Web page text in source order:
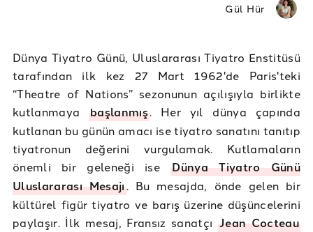
Gül Hür
Dünya Tiyatro Günü, Uluslararası Tiyatro Enstitüsü
tarafından ilk kez 27 Mart 1962'de Paris'teki
“Theatre of Nations” sezonunun açılışıyla birlikte
kutlanmaya başlanmış. Her yıl dünya çapında
kutlanan bu günün amacı ise tiyatro sanatını tanıtıp
tiyatronun değerini vurgulamak. Kutlamaların
önemli bir geleneği iseDünya Tiyatro Günü
Uluslararası Mesajı. Bu mesajda, önde gelen bir
kültürel figür tiyatro ve barış üzerine düşüncelerini
paylaşır. İlk mesaj, Fransız sanatçı Jean Cocteau